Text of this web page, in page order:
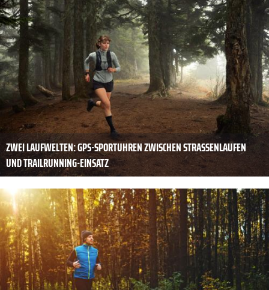
ZWEI LAUFWELTEN: GPS-SPORTUHREN ZWISCHEN STRASSENLAUFEN U
ND TRAILRUNNING-EINSATZ